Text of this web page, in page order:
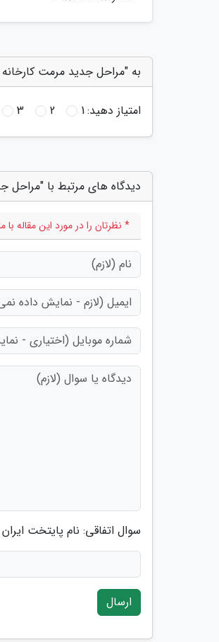
به "مراحل جدید مرمت
امتیاز دهید:1
2
3
دیدگاه های مرتبط با "مراحل
* نظرتان را در مورد این مقاله با
سوال اتفاقی: نام پایتخت
ارسال